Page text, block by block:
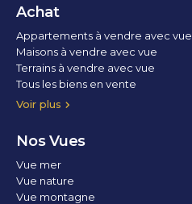
Achat
Voir plus
Appartements à vendre avec vue
Maisons à vendre avec vue
Terrains à vendre avec vue
Tous les biens en vente
Nos Vues
Vue mer
Vue nature
Vue montagne